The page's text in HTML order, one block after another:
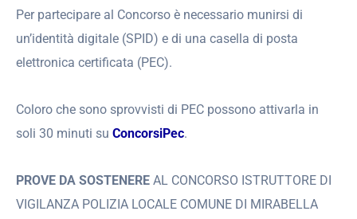
Per partecipare al Concorso è necessario munirsi di
un’identità digitale (SPID) e di una casella di posta
elettronica certificata (PEC).
Coloro che sono sprovvisti di PEC possono attivarla in
soli 30 minuti su ConcorsiPec.
PROVE DA SOSTENERE AL CONCORSO ISTRUTTORE DI
VIGILANZA POLIZIA LOCALE COMUNE DI MIRABELLA